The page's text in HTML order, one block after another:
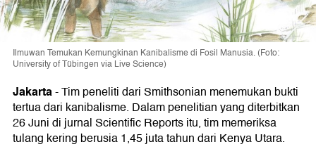
Ilmuwan Temukan Kemungkinan Kanibalisme di Fosil Manusia. (Foto:
University of Tübingen via Live Science)
Jakarta-Tim peneliti dari Smithsonian menemukan bukti
tertua dari kanibalisme. Dalam penelitian yang diterbitkan
26 Juni di jurnal Scientific Reports itu, tim memeriksa
tulang kering berusia 1,45 juta tahun dari Kenya Utara.